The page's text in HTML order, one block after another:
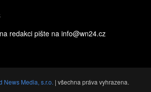
redakci pište na info@wn24.cz
News Media, s.r.o. | všechna práva vyhrazena.